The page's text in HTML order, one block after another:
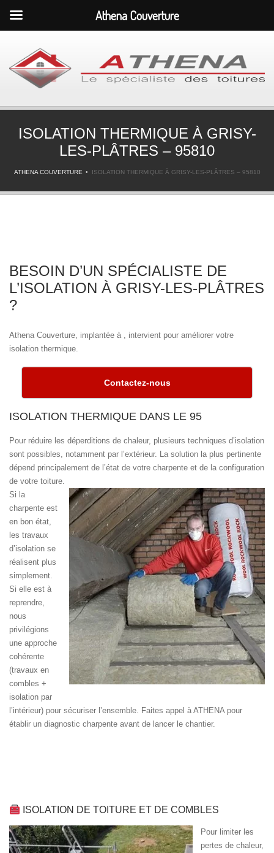
ISOLATION THERMIQUE À GRISY-
LES-PLÂTRES – 95810
ATHENA COUVERTURE ISOLATION THERMIQUE À GRISY-LES-PLÂTRES – 95810
BESOIN D’UN SPÉCIALISTE DE
L’ISOLATION À GRISY-LES-PLÂTRES
?
Athena Couverture, implantée à , intervient pour améliorer votre
isolation thermique.
Contactez-nous
ISOLATION THERMIQUE DANS LE 95
Pour réduire les déperditions de chaleur, plusieurs techniques d’isolation
sont possibles, notamment par l’extérieur. La solution la plus pertinente
dépend principalement de l’état de votre charpente et de la configuration
de votre toiture.
Si la
charpente est
en bon état,
les travaux
d’isolation se
réalisent plus
simplement.
Si elle est à
reprendre,
nous
privilégions
une approche
cohérente
(travaux en
combles +
isolation par
l’intérieur) pour sécuriser l’ensemble. Faites appel à ATHENA pour
établir un diagnostic charpente avant de lancer le chantier.
ISOLATION DE TOITURE ET DE COMBLES
Pour limiter les
pertes de chaleur,
Athena Couverture